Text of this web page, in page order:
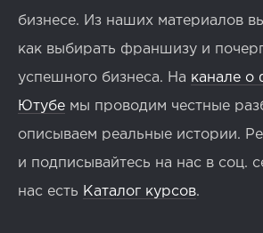
бизнесе. Из наших материалов
как выбирать франшизу и
успешного бизнеса. На канале о
Ютубе мы проводим честные
описываем реальные истории.
и подписывайтесь на нас в соц.
нас есть Каталог курсов.